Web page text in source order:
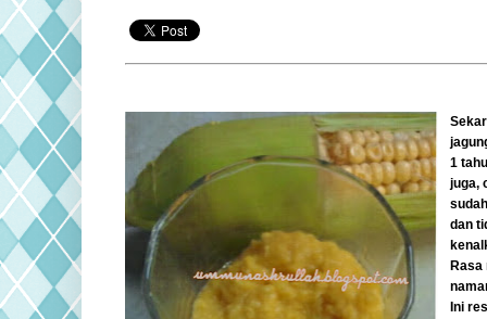
1
juga,
dan
Rasa
Ini